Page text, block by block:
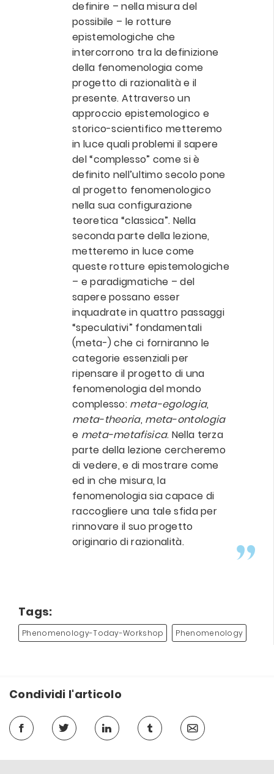
definire – nella misura del
possibile – le rotture
epistemologiche che
intercorrono tra la definizione
della fenomenologia come
progetto di razionalità e il
presente. Attraverso un
approccio epistemologico e
storico-scientifico metteremo
in luce quali problemi il sapere
del “complesso” come si è
definito nell’ultimo secolo pone
al progetto fenomenologico
nella sua configurazione
teoretica “classica”. Nella
seconda parte della lezione,
metteremo in luce come
queste rotture epistemologiche
– e paradigmatiche – del
sapere possano esser
inquadrate in quattro passaggi
“speculativi” fondamentali
(meta-) che ci forniranno le
categorie essenziali per
ripensare il progetto di una
fenomenologia del mondo
complesso: meta-egologia,
meta-theoria, meta-ontologia
e meta-metafisica. Nella terza
parte della lezione cercheremo
di vedere, e di mostrare come
ed in che misura, la
fenomenologia sia capace di
raccogliere una tale sfida per
rinnovare il suo progetto
originario di razionalità.
Tags:
Phenomenology-Today-Workshop Phenomenology
Condividi l'articolo